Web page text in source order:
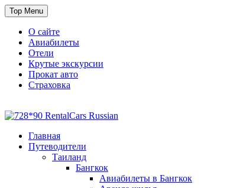
Skip
to
content
Top Menu
О сайте
Авиабилеты
Отели
Крутые экскурсии
Прокат авто
Страховка
Travel or Die
Cайт, который всегда с тобой
Главная
Путеводители
Таиланд
Бангкок
Авиабилеты в Бангкок